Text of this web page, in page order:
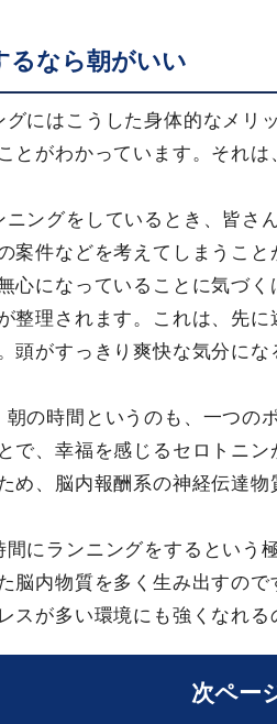
るなら朝がいい
グにはこうした身体的なメリ
とがわかっています。それは
ニングをしているとき、皆さ
案件などを考えてしまうこ
心になっていることに気づ
整理されます。これは、先
頭がすっきり爽快な気分にな
朝の時間というのも、一つの
で、幸福を感じるセロトニ
め、脳内報酬系の神経伝達物
間にランニングをするという
脳内物質を多く生み出すの
スが多い環境にも強くなれる
次ペー